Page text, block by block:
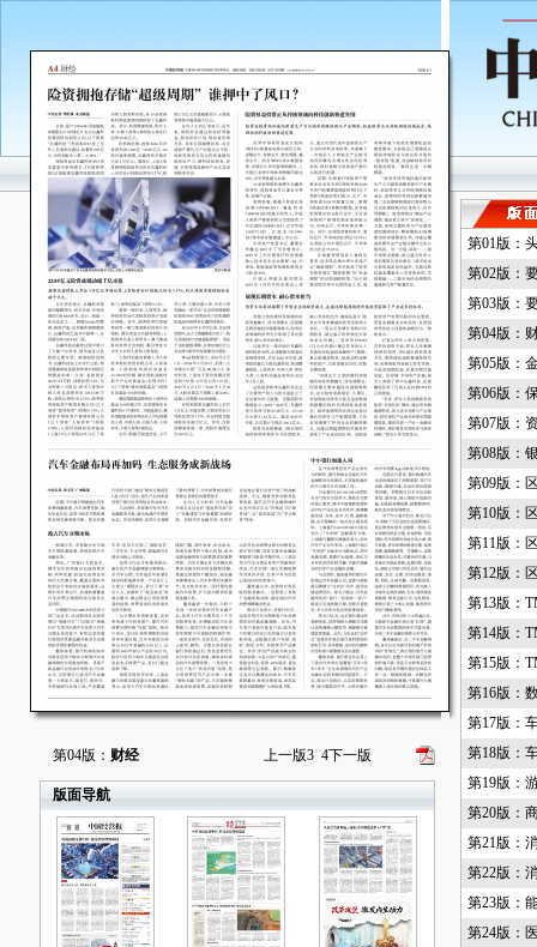
第04版： 财经 上一版3 4下一版
版面导航
第01版：
第02版：
第03版：
第04版：
第05版：
第06版：
第07版：
第08版：
第09版：
第10版：
第11版：
第12版：
第13版：
第14版：
第15版：
第16版：
第17版：
第18版：
第19版：
第20版：
第21版：
第22版：
第23版：
第24版：